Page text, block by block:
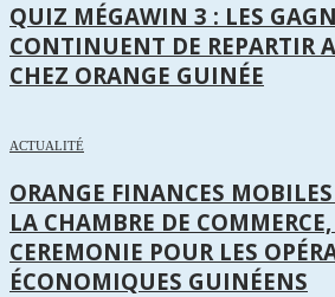
QUIZ MÉGAWIN 3 : LES
CONTINUENT DE REPARTIR
CHEZ ORANGE GUINÉE
ACTUALITÉ
ORANGE FINANCES
LA CHAMBRE DE
CEREMONIE POUR LES
ÉCONOMIQUES GUINÉENS